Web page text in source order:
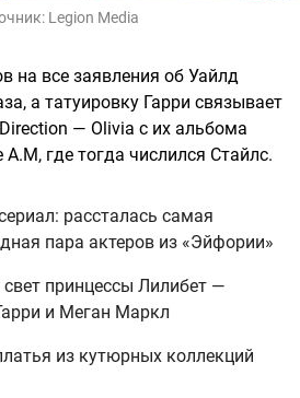
Legion Media
на все заявления об Уайлд
а татуировку Гарри связывает
— Olivia с их альбома
где тогда числился Стайлс.
рассталась самая
пара актеров из «Эйфории»
принцессы Лилибет —
и Меган Маркл
из кутюрных коллекций